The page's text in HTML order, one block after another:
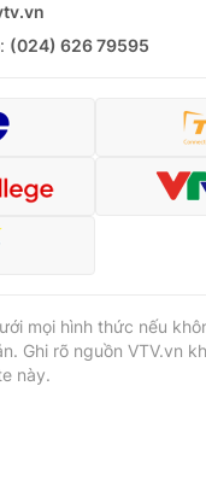
(024) 626 79595
mọi hình thức nếu
Ghi rõ nguồn VTV.vn
này.